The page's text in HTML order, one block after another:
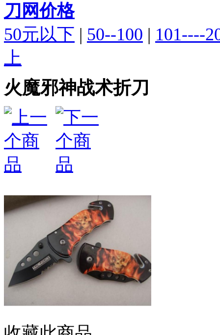
刀网价格
50元以下 | 50--100 | 101----
上
火魔邪神战术折刀